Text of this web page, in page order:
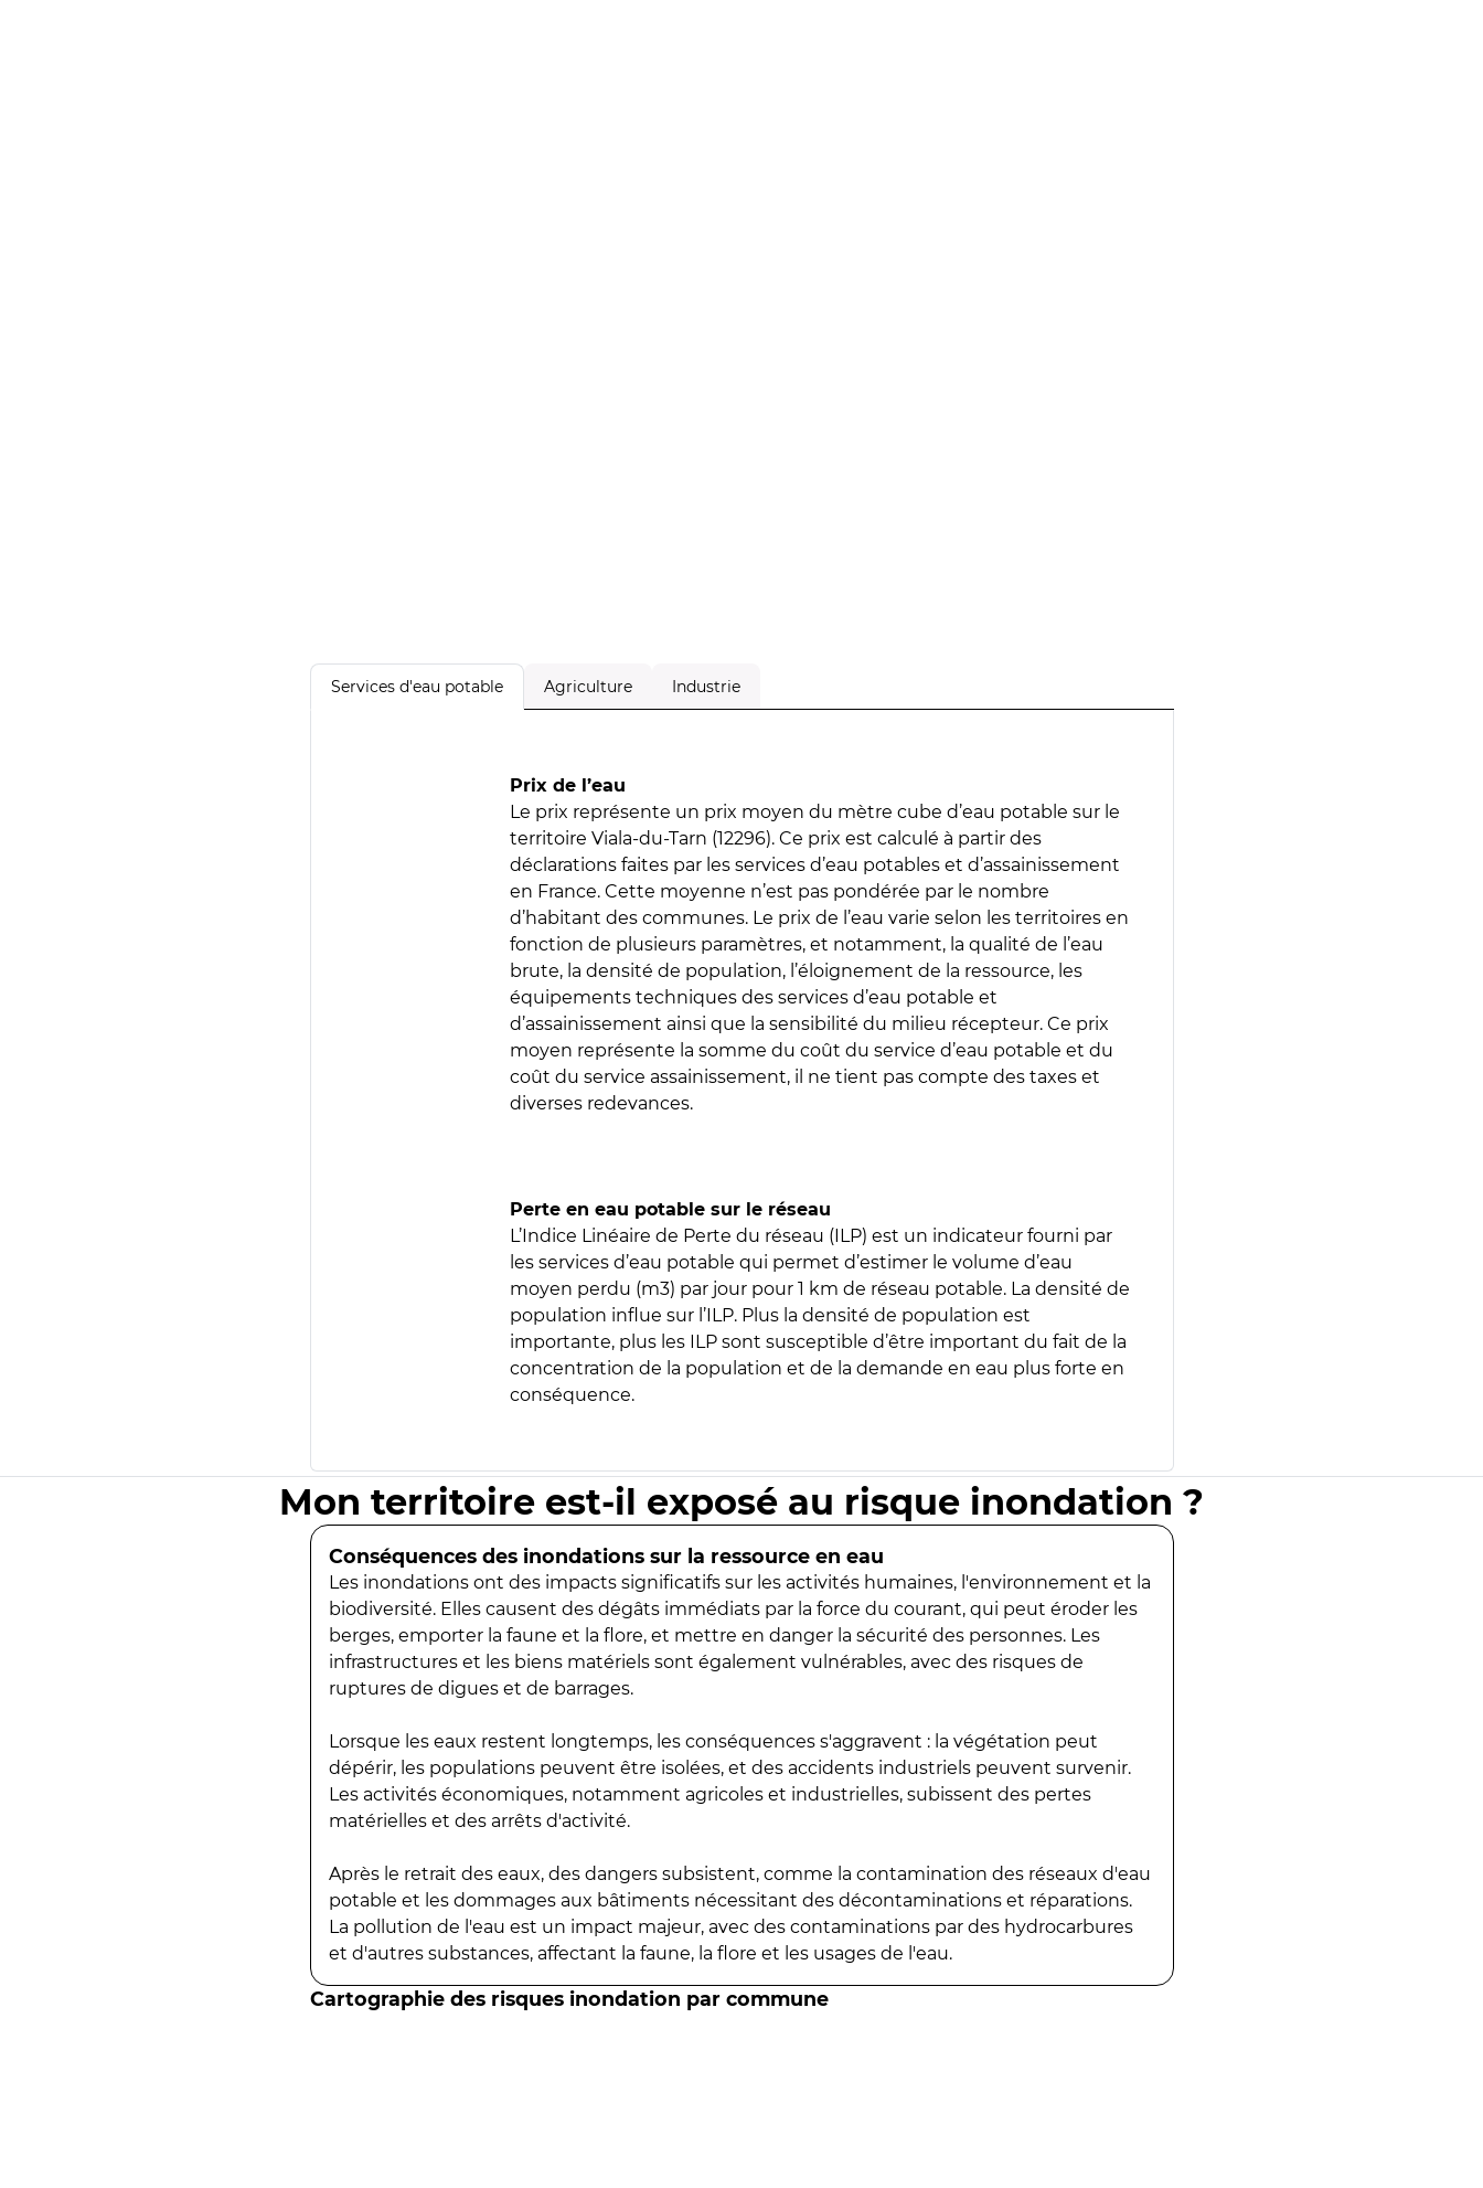
Services d'eau potable Agriculture Industrie
Prix de l’eau
Le prix représente un prix moyen du mètre cube d’eau potable sur le
territoire Viala-du-Tarn (12296). Ce prix est calculé à partir des
déclarations faites par les services d’eau potables et d’assainissement
en France. Cette moyenne n’est pas pondérée par le nombre
d’habitant des communes. Le prix de l’eau varie selon les territoires en
fonction de plusieurs paramètres, et notamment, la qualité de l’eau
brute, la densité de population, l’éloignement de la ressource, les
équipements techniques des services d’eau potable et
d’assainissement ainsi que la sensibilité du milieu récepteur. Ce prix
moyen représente la somme du coût du service d’eau potable et du
coût du service assainissement, il ne tient pas compte des taxes et
diverses redevances.
Perte en eau potable sur le réseau
L’Indice Linéaire de Perte du réseau (ILP) est un indicateur fourni par
les services d’eau potable qui permet d’estimer le volume d’eau
moyen perdu (m3) par jour pour 1 km de réseau potable. La densité de
population influe sur l’ILP. Plus la densité de population est
importante, plus les ILP sont susceptible d’être important du fait de la
concentration de la population et de la demande en eau plus forte en
conséquence.
Mon territoire est-il exposé au risque inondation ?
Conséquences des inondations sur la ressource en eau
Les inondations ont des impacts significatifs sur les activités humaines, l'environnement et la
biodiversité. Elles causent des dégâts immédiats par la force du courant, qui peut éroder les
berges, emporter la faune et la flore, et mettre en danger la sécurité des personnes. Les
infrastructures et les biens matériels sont également vulnérables, avec des risques de
ruptures de digues et de barrages.
Lorsque les eaux restent longtemps, les conséquences s'aggravent : la végétation peut
dépérir, les populations peuvent être isolées, et des accidents industriels peuvent survenir.
Les activités économiques, notamment agricoles et industrielles, subissent des pertes
matérielles et des arrêts d'activité.
Après le retrait des eaux, des dangers subsistent, comme la contamination des réseaux d'eau
potable et les dommages aux bâtiments nécessitant des décontaminations et réparations.
La pollution de l'eau est un impact majeur, avec des contaminations par des hydrocarbures
et d'autres substances, affectant la faune, la flore et les usages de l'eau.
Cartographie des risques inondation par commune